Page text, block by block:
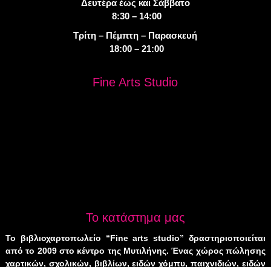
Δευτέρα έως και Σάββατο
8:30 – 14:00
Τρίτη – Πέμπτη – Παρασκευή
18:00 – 21:00
Fine Arts Studio
Το κατάστημα μας
Το βιβλιοχαρτοπωλείο “Fine arts studio” δραστηριοποιείται
από το 2009 στο κέντρο της Μυτιλήνης. Ένας χώρος πώλησης
χαρτικών, σχολικών, βιβλίων, ειδών χόμπυ, παιχνιδιών, ειδών